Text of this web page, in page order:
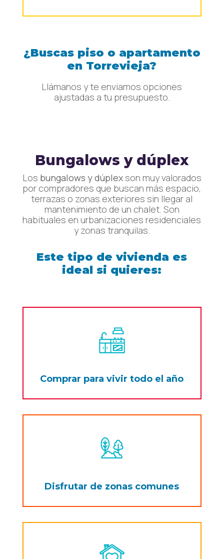
¿Buscas piso o apartamento
en Torrevieja?
Llámanos y te enviamos opciones
ajustadas a tu presupuesto.
Bungalows y dúplex
Los bungalows y dúplexson muy valorados
por compradores que buscan más espacio,
terrazas o zonas exteriores sin llegar al
mantenimiento de un chalet. Son
habituales en urbanizaciones residenciales
y zonas tranquilas.
Este tipo de vivienda es
ideal si quieres:
Comprar para vivir todo el año
Disfrutar de zonas comunes